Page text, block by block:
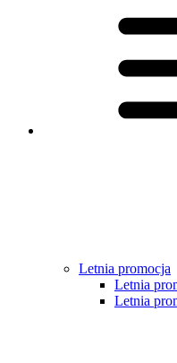
Letnia promocja
Letnia
Letnia